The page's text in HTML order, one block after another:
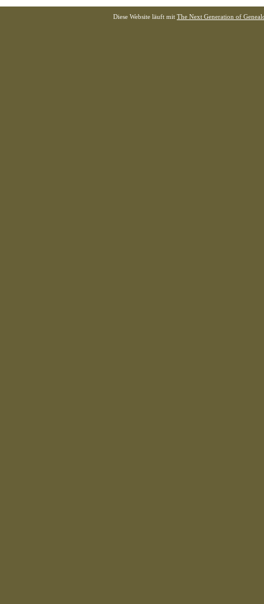
Diese Website läuft mit The Next Generation of